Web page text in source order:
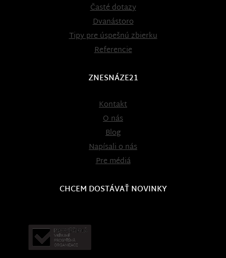
Časté dotazy
Dvanástoro
Tipy pre úspešnú zbierku
Referencie
ZNESNÁZE21
Kontakt
O nás
Blog
Napísali o nás
Pre médiá
CHCEM DOSTÁVAŤ NOVINKY